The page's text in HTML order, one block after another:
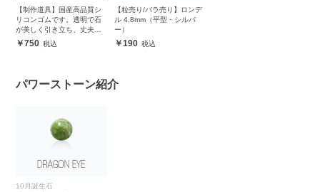
【制作道具】国産高品質シ
リコンゴムです。透明で石
が美しく引き立ち、丈夫で
安心750
【粒売り/バラ売り】ロンデ
ル 4.8mm（平型・シルバ
ー）
190
パワーストーン紹介
10月誕生石